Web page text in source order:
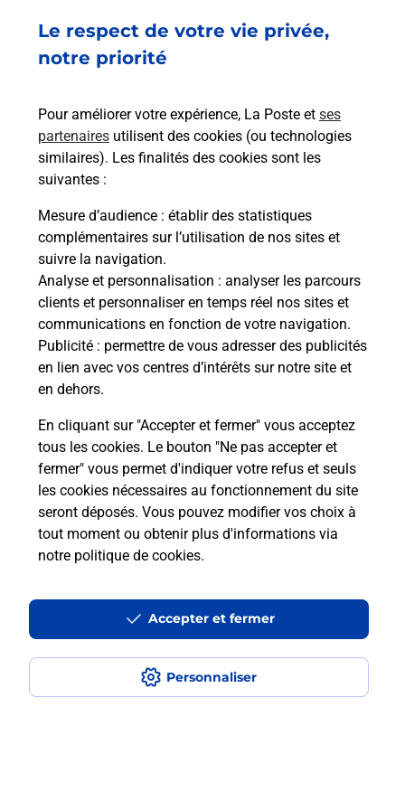
Le respect de votre vie privée,
notre priorité
Pour améliorer votre expérience, La Poste et ses
partenaires utilisent des cookies (ou technologies
similaires). Les finalités des cookies sont les
suivantes :
Mesure d’audience : établir des statistiques
complémentaires sur l’utilisation de nos sites et
suivre la navigation.
Analyse et personnalisation : analyser les parcours
clients et personnaliser en temps réel nos sites et
communications en fonction de votre navigation.
Publicité : permettre de vous adresser des publicités
en lien avec vos centres d’intérêts sur notre site et
en dehors.
En cliquant sur "Accepter et fermer" vous acceptez
tous les cookies. Le bouton "Ne pas accepter et
fermer" vous permet d'indiquer votre refus et seuls
les cookies nécessaires au fonctionnement du site
seront déposés. Vous pouvez modifier vos choix à
tout moment ou obtenir plus d'informations via
notre politique de cookies.
Personnaliser
Accepter et fermer
Acheter un iPhone neuf ou reconditionné
Vous recherchez un smartphone pas cher proche
de chez vous ? Découvrez notre offre de
téléphones iPhone Apple dans vos bureaux de
Poste à MUR DE BARREZ (12600) !
En savoir plus
Questions fréquemment posées
Comment retourner un colis acheté
en ligne depuis votre boîte aux lettres
Comment envoyer un colis ou faire un
retour chez un e-commerçant sans se
déplacer ?
Envoyer un petit colis au meilleur